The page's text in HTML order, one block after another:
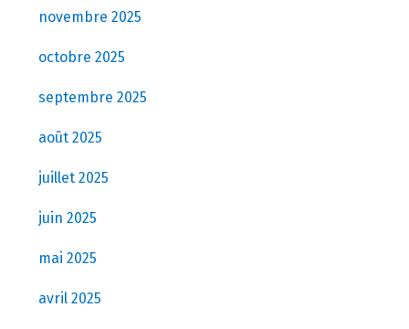
novembre 2025
octobre 2025
septembre 2025
août 2025
juillet 2025
juin 2025
mai 2025
avril 2025